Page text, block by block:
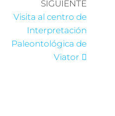
SIGUIENTE
Visita al centro de
Interpretación
Paleontológica de
Viator